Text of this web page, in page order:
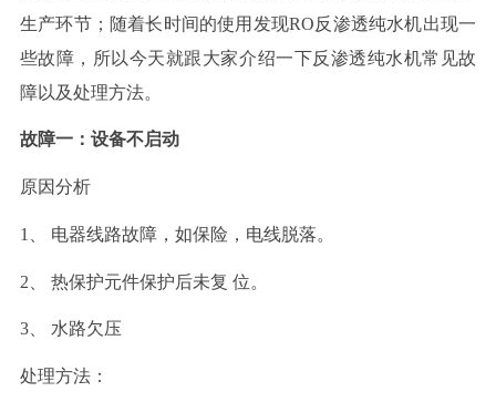
生产环节；随着长时间的使用发现RO反渗透纯水机出现一
些故障，所以今天就跟大家介绍一下反渗透纯水机常见故
障以及处理方法。
故障一：设备不启动
原因分析
1、 电器线路故障，如保险，电线脱落。
2、 热保护元件保护后未复 位。
3、 水路欠压
处理方法：